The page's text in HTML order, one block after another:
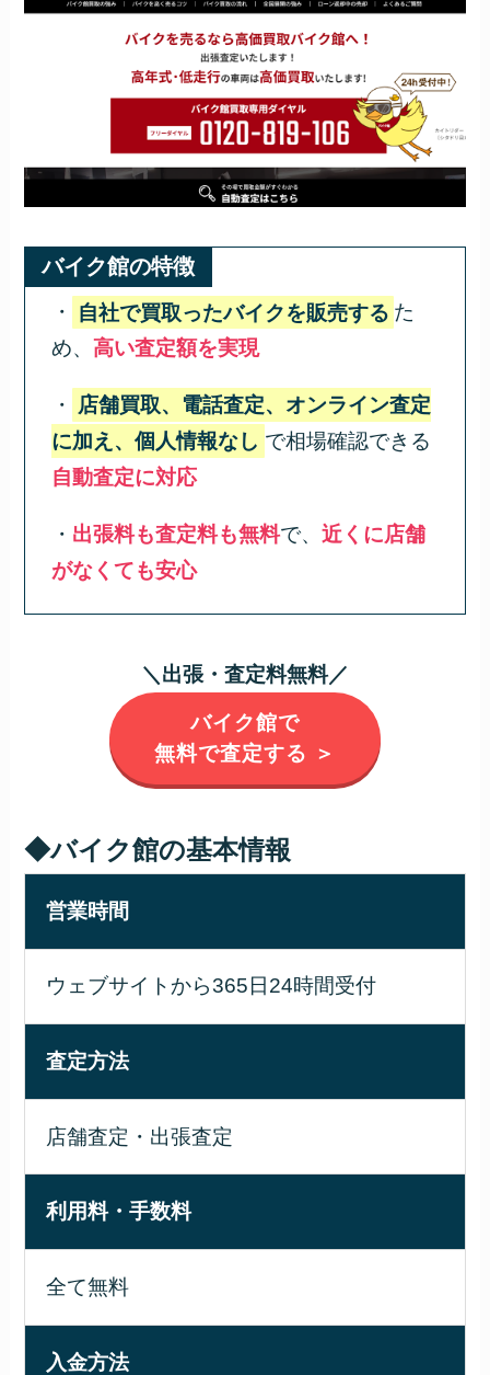
バイク館の特徴
・ 自社で買取ったバイクを販売する た
め、 高い査定額を実現
・
店舗買取、電話査定、オンライン査定
に加え、個人情報なし で相場確認できる
自動査定に対応
・ 出張料も査定料も無料で、 近くに店舗
がなくても安心
＼出張・査定料無料／
バイク館で
無料で査定する ＞
◆バイク館の基本情報
営業時間
ウェブサイトから365日24時間受付
査定方法
店舗査定・出張査定
利用料・手数料
全て無料
入金方法